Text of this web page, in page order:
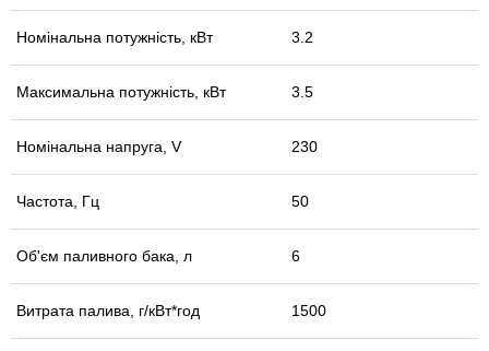
Номінальна потужність, кВт 3.2
Максимальна потужність, кВт 3.5
Номінальна напруга, V 230
Частота, Гц 50
Об'єм паливного бака, л 6
Витрата палива, г/кВт*год 1500